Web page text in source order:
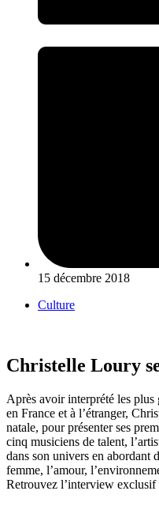
15 décembre 2018
Culture
Christelle Loury
Après avoir interprété les plus
en France et à l’étranger,
natale, pour présenter ses
cinq musiciens de talent,
dans son univers en abordant
femme, l’amour,
Retrouvez l’interview